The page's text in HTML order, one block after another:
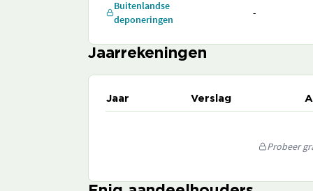
Buitenlandse
deponeringen
-
Jaarrekeningen
Jaar Verslag
Probeer